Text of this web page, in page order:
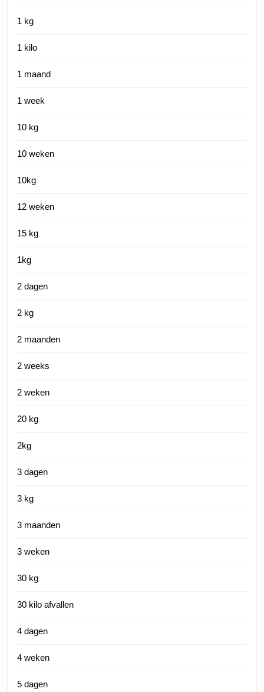
1 kg
1 kilo
1 maand
1 week
10 kg
10 weken
10kg
12 weken
15 kg
1kg
2 dagen
2 kg
2 maanden
2 weeks
2 weken
20 kg
2kg
3 dagen
3 kg
3 maanden
3 weken
30 kg
30 kilo afvallen
4 dagen
4 weken
5 dagen